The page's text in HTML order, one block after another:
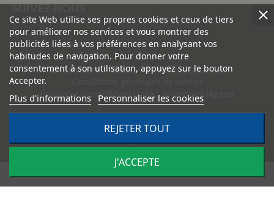
SUIVEZ-NOUS
Livraisons et retours
Paiement sécurisé
Politique de confidentialité
Mentions légales
TRACTO PIÈCES - Conception & réalisation :
Impulsion
Ce site Web utilise ses propres cookies et ceux de tiers
pour améliorer nos services et vous montrer des
publicités liées à vos préférences en analysant vos
habitudes de navigation. Pour donner votre
consentement à son utilisation, appuyez sur le bouton
Accepter.
Plus d'informations Personnaliser les cookies
REJETER TOUT
J'ACCEPTE